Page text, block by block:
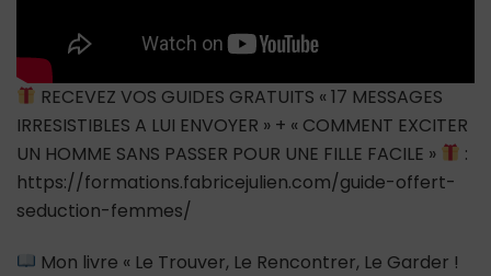
RECEVEZ VOS GUIDES GRATUITS « 17 MESSAGES
IRRESISTIBLES A LUI ENVOYER » + « COMMENT EXCITER
UN HOMME SANS PASSER POUR UNE FILLE FACILE »
:
https://formations.fabricejulien.com/guide-offert-
seduction-femmes/
Mon livre « Le Trouver, Le Rencontrer, Le Garder !